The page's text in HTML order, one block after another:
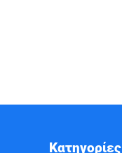
Κατηγορίες